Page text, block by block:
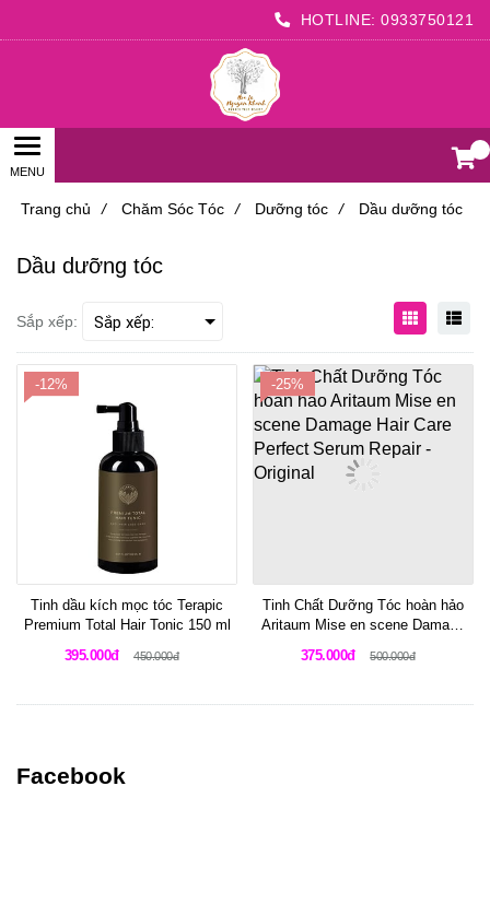
HOTLINE: 0933750121
Trang chủ / Chăm Sóc Tóc / Dưỡng tóc / Dầu dưỡng tóc
Dầu dưỡng tóc
Sắp xếp:
-12%
Tinh dầu kích mọc tóc Terapic
Premium Total Hair Tonic 150 ml
395.000đ
450.000đ
-25%
Tinh Chất Dưỡng Tóc hoàn hảo
Aritaum Mise en scene Damage
Original
375.000đ 500.000đ
Facebook